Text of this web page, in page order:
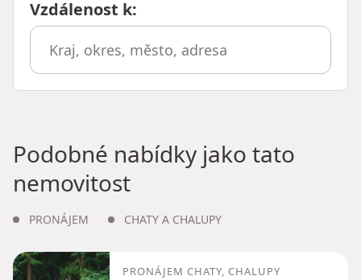
Vzdálenost k:
Podobné nabídky jako tato
nemovitost
PRONÁJEM CHATY A CHALUPY
PRONÁJEM CHATY, CHALUPY